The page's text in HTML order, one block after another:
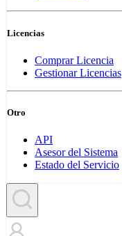
Licencias
Comprar Licencia
Gestionar Licencias
Otro
API
Asesor del Sistema
Estado del Servicio